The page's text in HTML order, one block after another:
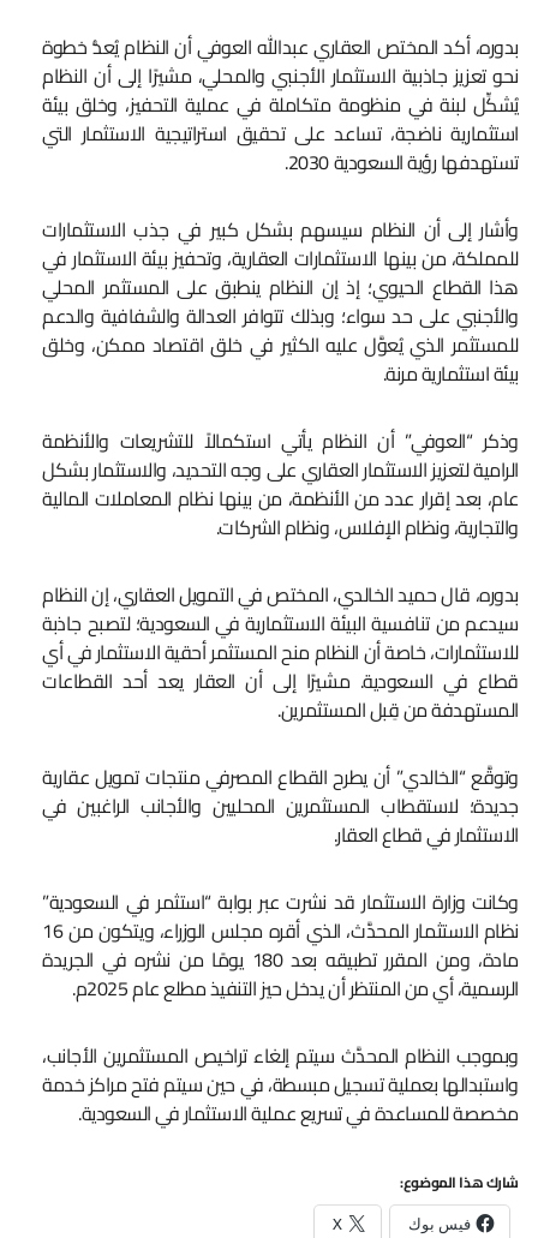
بدوره، أكد المختص العقاري عبدالله العوفي أن النظام يُعدُّ خطوة
نحو تعزيز جاذبية الاستثمار الأجنبي والمحلي، مشيرًا إلى أن النظام
يُشكِّل لبنة في منظومة متكاملة في عملية التحفيز، وخلق بيئة
استثمارية ناضجة، تساعد على تحقيق استراتيجية الاستثمار التي
تستهدفها رؤية السعودية 2030.
وأشار إلى أن النظام سيسهم بشكل كبير في جذب الاستثمارات
للمملكة، من بينها الاستثمارات العقارية، وتحفيز بيئة الاستثمار في
هذا القطاع الحيوي؛ إذ إن النظام ينطبق على المستثمر المحلي
والأجنبي على حد سواء؛ وبذلك تتوافر العدالة والشفافية والدعم
للمستثمر الذي يُعوَّل عليه الكثير في خلق اقتصاد ممكن، وخلق
بيئة استثمارية مرنة.
وذكر “العوفي” أن النظام يأتي استكمالاً للتشريعات والأنظمة
الرامية لتعزيز الاستثمار العقاري على وجه التحديد، والاستثمار بشكل
عام، بعد إقرار عدد من الأنظمة، من بينها نظام المعاملات المالية
والتجارية، ونظام الإفلاس، ونظام الشركات.
بدوره، قال حميد الخالدي، المختص في التمويل العقاري، إن النظام
سيدعم من تنافسية البيئة الاستثمارية في السعودية؛ لتصبح جاذبة
للاستثمارات، خاصة أن النظام منح المستثمر أحقية الاستثمار في أي
قطاع في السعودية. مشيرًا إلى أن العقار يعد أحد القطاعات
المستهدفة من قِبل المستثمرين.
وتوقَّع “الخالدي” أن يطرح القطاع المصرفي منتجات تمويل عقارية
جديدة؛ لاستقطاب المستثمرين المحليين والأجانب الراغبين في
الاستثمار في قطاع العقار.
وكانت وزارة الاستثمار قد نشرت عبر بوابة “استثمر في السعودية”
نظام الاستثمار المحدَّث، الذي أقره مجلس الوزراء، ويتكون من 16
مادة، ومن المقرر تطبيقه بعد 180 يومًا من نشره في الجريدة
الرسمية، أي من المنتظر أن يدخل حيز التنفيذ مطلع عام 2025م.
وبموجب النظام المحدَّث سيتم إلغاء تراخيص المستثمرين الأجانب،
واستبدالها بعملية تسجيل مبسطة، في حين سيتم فتح مراكز خدمة
مخصصة للمساعدة في تسريع عملية الاستثمار في السعودية.
شارك هذا الموضوع:
فيس بوك X